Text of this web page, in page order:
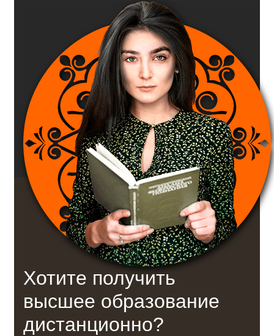
Хотите получить
высшее образование
дистанционно?